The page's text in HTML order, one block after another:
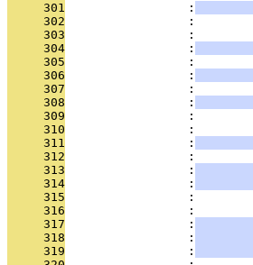
     301
                 :
     302
:
     303
:
     304
                 :
     305
:
     306
                 :
     307
:
     308
                 :
     309
:
     310
:
     311
                 :
     312
:
     313
                 :
     314
                 :
     315
:
     316
:
     317
                 :
     318
                 :
     319
                 :